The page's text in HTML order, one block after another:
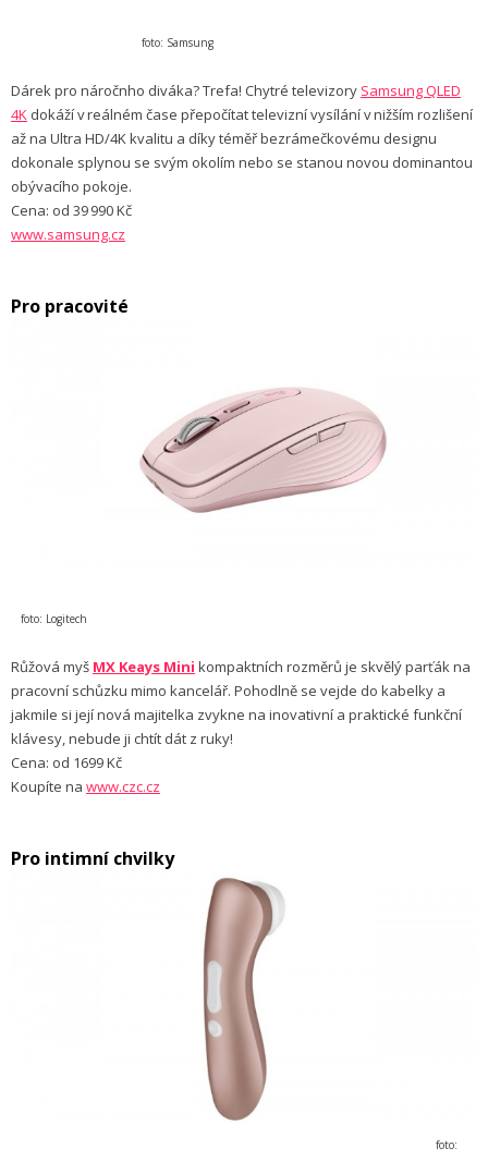
foto: Samsung
Dárek pro náročnho diváka? Trefa! Chytré televizory Samsung QLED
4K dokáží v reálném čase přepočítat televizní vysílání v nižším rozlišení
až na Ultra HD/4K kvalitu a díky téměř bezrámečkovému designu
dokonale splynou se svým okolím nebo se stanou novou dominantou
obývacího pokoje.
Cena: od 39 990 Kč
www.samsung.cz
Pro pracovité
foto: Logitech
Růžová myš MX Keays Mini kompaktních rozměrů je skvělý parťák na
pracovní schůzku mimo kancelář. Pohodlně se vejde do kabelky a
jakmile si její nová majitelka zvykne na inovativní a praktické funkční
klávesy, nebude ji chtít dát z ruky!
Cena: od 1699 Kč
Koupíte na www.czc.cz
Pro intimní chvilky
foto: